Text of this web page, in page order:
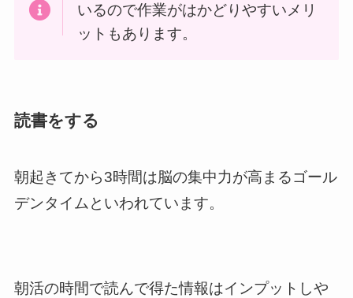
いるので作業がはかどりやすいメリ
ットもあります。
読書をする
朝起きてから3時間は脳の集中力が高まるゴール
デンタイムといわれています。
朝活の時間で読んで得た情報はインプットしや